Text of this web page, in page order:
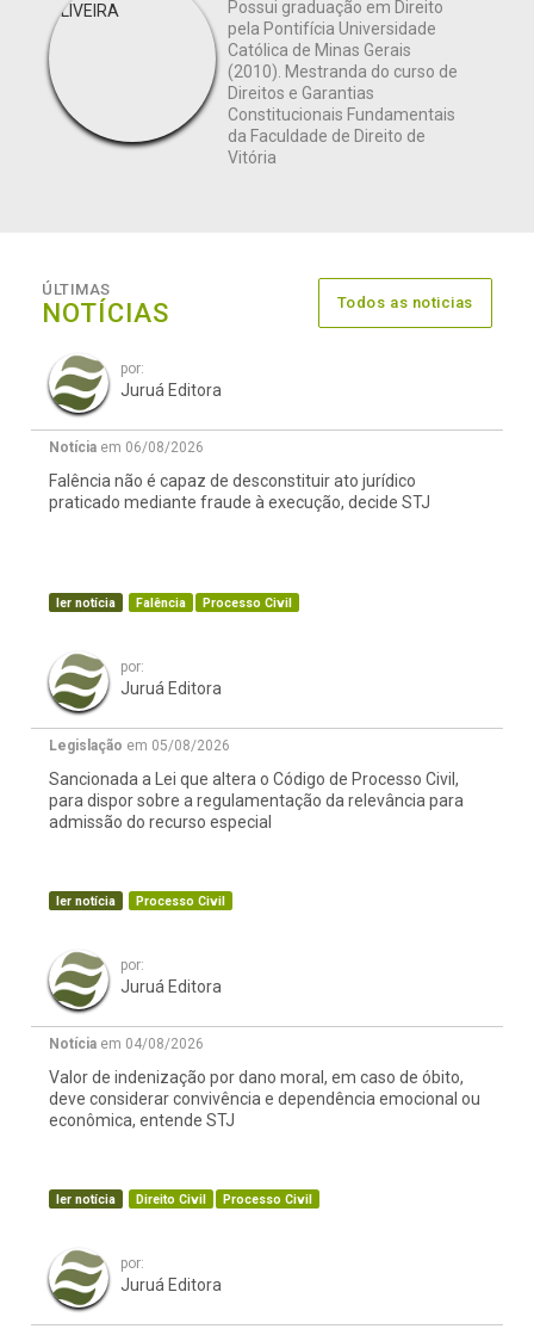
Possui graduação em Direito
pela Pontifícia Universidade
Católica de Minas Gerais
(2010). Mestranda do curso de
Direitos e Garantias
Constitucionais Fundamentais
da Faculdade de Direito de
Vitória
ÚLTIMAS
NOTÍCIAS Todos as noticias
por:
Juruá Editora
Notícia em 06/08/2026
Falência não é capaz de desconstituir ato jurídico
praticado mediante fraude à execução, decide STJ
ler notícia Falência Processo Civil
por:
Juruá Editora
Legislação em 05/08/2026
Sancionada a Lei que altera o Código de Processo Civil,
para dispor sobre a regulamentação da relevância para
admissão do recurso especial
ler notícia Processo Civil
por:
Juruá Editora
Notícia em 04/08/2026
Valor de indenização por dano moral, em caso de óbito,
deve considerar convivência e dependência emocional ou
econômica, entende STJ
ler notícia Direito Civil Processo Civil
por:
Juruá Editora